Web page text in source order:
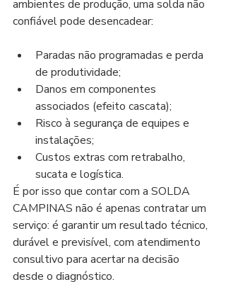
ambientes de produção, uma solda não
confiável pode desencadear:
Paradas não programadas e perda
de produtividade;
Danos em componentes
associados (efeito cascata);
Risco à segurança de equipes e
instalações;
Custos extras com retrabalho,
sucata e logística.
É por isso que contar com a SOLDA
CAMPINAS não é apenas contratar um
serviço: é garantir um resultado técnico,
durável e previsível, com atendimento
consultivo para acertar na decisão
desde o diagnóstico.